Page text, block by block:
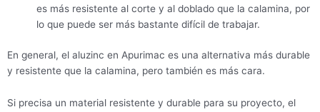
es más resistente al corte y al doblado que la calamina, por
lo que puede ser más bastante difícil de trabajar.
En general, el aluzinc en Apurimac es una alternativa más durable
y resistente que la calamina, pero también es más cara.
Si precisa un material resistente y durable para su proyecto, el